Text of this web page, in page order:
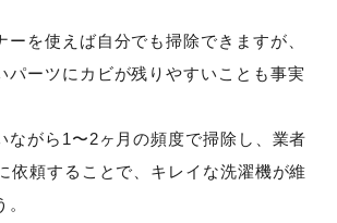
ーを使えば自分でも掃除できますが、
パーツにカビが残りやすいことも事実
ながら1〜2ヶ月の頻度で掃除し、業者
依頼することで、キレイな洗濯機が維